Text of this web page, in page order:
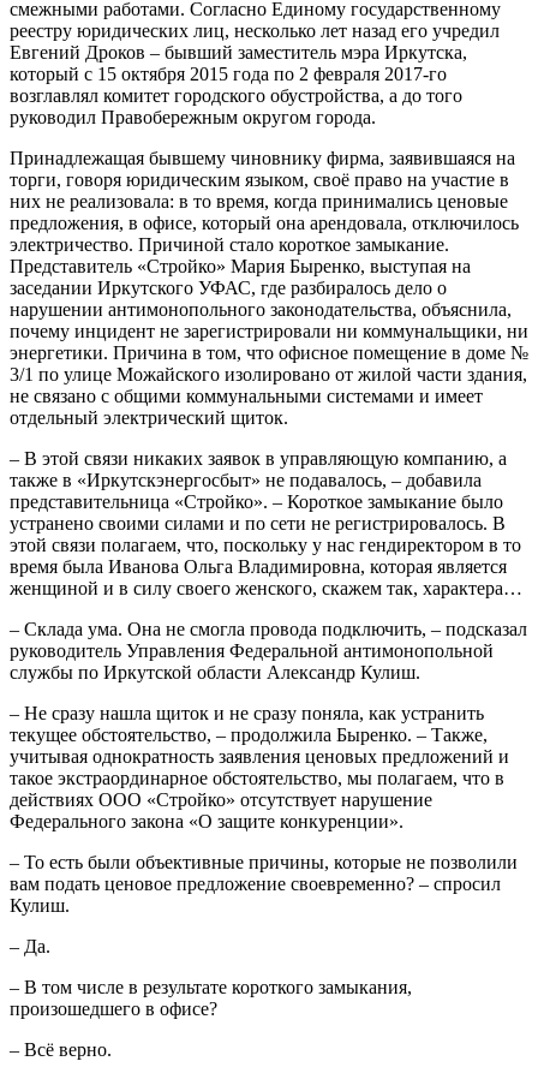
смежными работами. Согласно Единому государственному
реестру юридических лиц, несколько лет назад его учредил
Евгений Дроков – бывший заместитель мэра Иркутска,
который с 15 октября 2015 года по 2 февраля 2017-го
возглавлял комитет городского обустройства, а до того
руководил Правобережным округом города.
Принадлежащая бывшему чиновнику фирма, заявившаяся на
торги, говоря юридическим языком, своё право на участие в
них не реализовала: в то время, когда принимались ценовые
предложения, в офисе, который она арендовала, отключилось
электричество. Причиной стало короткое замыкание.
Представитель «Стройко» Мария Быренко, выступая на
заседании Иркутского УФАС, где разбиралось дело о
нарушении антимонопольного законодательства, объяснила,
почему инцидент не зарегистрировали ни коммунальщики, ни
энергетики. Причина в том, что офисное помещение в доме №
3/1 по улице Можайского изолировано от жилой части здания,
не связано с общими коммунальными системами и имеет
отдельный электрический щиток.
– В этой связи никаких заявок в управляющую компанию, а
также в «Иркутскэнергосбыт» не подавалось, – добавила
представительница «Стройко». – Короткое замыкание было
устранено своими силами и по сети не регистрировалось. В
этой связи полагаем, что, поскольку у нас гендиректором в то
время была Иванова Ольга Владимировна, которая является
женщиной и в силу своего женского, скажем так, характера…
– Склада ума. Она не смогла провода подключить, – подсказал
руководитель Управления Федеральной антимонопольной
службы по Иркутской области Александр Кулиш.
– Не сразу нашла щиток и не сразу поняла, как устранить
текущее обстоятельство, – продолжила Быренко. – Также,
учитывая однократность заявления ценовых предложений и
такое экстраординарное обстоятельство, мы полагаем, что в
действиях ООО «Стройко» отсутствует нарушение
Федерального закона «О защите конкуренции».
– То есть были объективные причины, которые не позволили
вам подать ценовое предложение своевременно? – спросил
Кулиш.
– Да.
– В том числе в результате короткого замыкания,
произошедшего в офисе?
– Всё верно.